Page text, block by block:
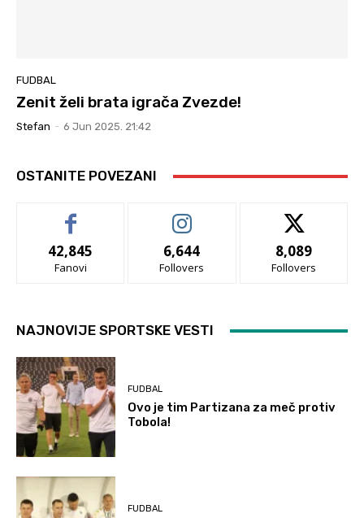
FUDBAL
Zenit želi brata igrača Zvezde!
Stefan - 6 Jun 2025. 21:42
OSTANITE POVEZANI
42,845
Fanovi
6,644
Follovers
8,089
Follovers
NAJNOVIJE SPORTSKE VESTI
FUDBAL
Ovo je tim Partizana za meč protiv
Tobola!
FUDBAL